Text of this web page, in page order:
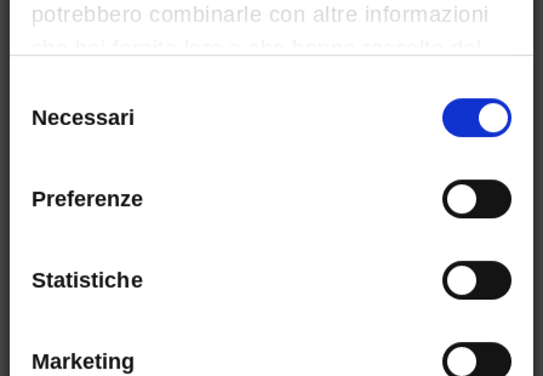
potrebbero combinarle con altre informazioni
delNecessari
Preferenze
Statistiche
Marketing